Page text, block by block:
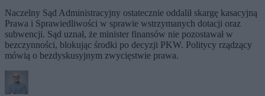
Naczelny Sąd Administracyjny ostatecznie oddalił skargę kasacyjną
Prawa i Sprawiedliwości w sprawie wstrzymanych dotacji oraz
subwencji. Sąd uznał, że minister finansów nie pozostawał w
bezczynności, blokując środki po decyzji PKW. Politycy rządzący
mówią o bezdyskusyjnym zwycięstwie prawa.